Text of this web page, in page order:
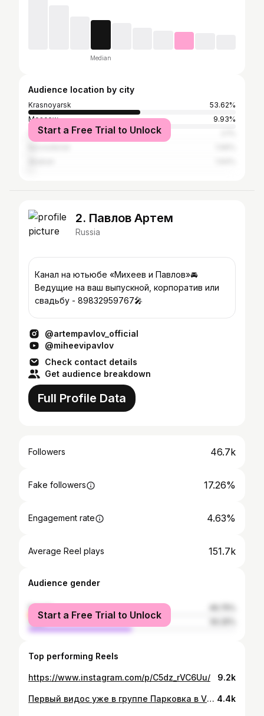
Median
Audience location by city
Krasnoyarsk
53.62%
Moscow
9.93%
Saint Petersburg
Start a Free Trial to Unlock
2. Павлов Артем
Russia
Канал на ютьюбе «Михеев и Павлов»🚘
Ведущие на ваш выпускной, корпоратив или
свадьбу - 89832959767🎤
@artempavlov_official
@miheevipavlov
Check contact details
Get audience breakdown
Full Profile Data
Followers 46.7k
Fake followers 17.26%
Engagement rate 4.63%
Average Reel plays 151.7k
Audience gender
female
male
Start a Free Trial to Unlock
Top performing Reels
https://www.instagram.com/p/C5dz_rVC6Uu/ 9.2k
Первый видос уже в группе Парковка в VK😎 Было круто! С огромной благодарностью всем гостям🤗 4.4k